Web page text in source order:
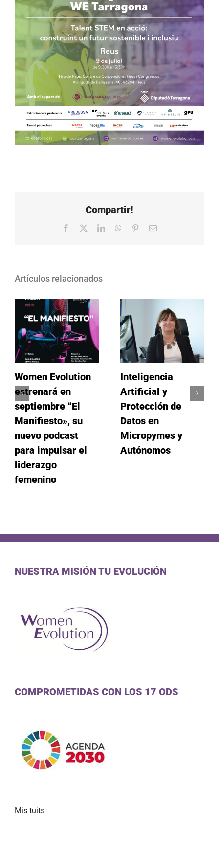
Compartir!
Facebook LinkedInWhatsApp
PinterestCorreo
Artículos relacionados
Women Evolution
estrenará en
septiembre “El
Manifiesto», su
nuevo podcast
para impulsar el
liderazgo
femenino
Inteligencia
Artificial y
Protección de
Datos en
Micropymes y
Autónomos
NUESTRA MISIÓN TU EVOLUCIÓN
COMPROMETIDAS CON LOS 17 ODS
Mis tuits